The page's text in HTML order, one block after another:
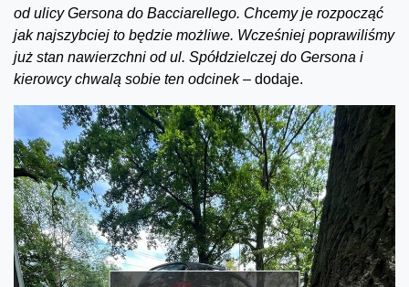
od ulicy Gersona do Bacciarellego. Chcemy je rozpocząć
jak najszybciej to będzie możliwe. Wcześniej poprawiliśmy
już stan nawierzchni od ul. Spółdzielczej do Gersona i
kierowcy chwalą sobie ten odcinek – dodaje.